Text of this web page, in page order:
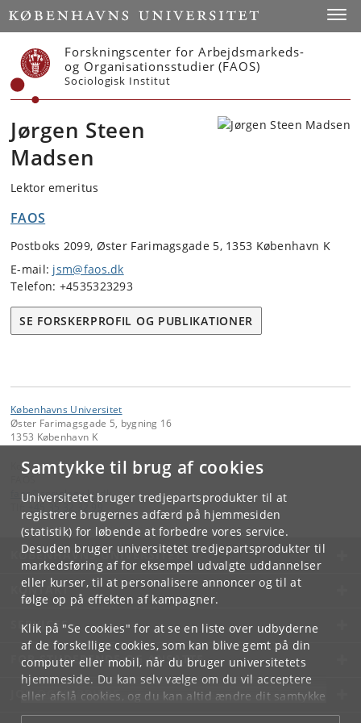
Samtykke til brug af cookies
Universitetet bruger tredjepartsprodukter til at
registrere brugernes adfærd på hjemmesiden
(statistik) for løbende at forbedre vores service.
Desuden bruger universitetet tredjepartsprodukter til
markedsføring af for eksempel udvalgte uddannelser
eller kurser, til at personalisere annoncer og til at
følge op på effekten af kampagner.
Klik på "Se cookies" for at se en liste over udbyderne
af de forskellige cookies, som kan blive gemt på din
computer eller mobil, når du bruger universitetets
hjemmeside. Du kan selv vælge om du vil acceptere
eller afslå cookies, og du kan altid ændre dit samtykke
underCookie- og privatlivspolitiksom du finder i
Start
Forskningscenter for Arbejdsmarkeds-
og Organisationsstudier (FAOS)
Sociologisk Institut
Jørgen Steen
Madsen
Lektor emeritus
FAOS
Postboks 2099, Øster Farimagsgade 5, 1353 København K
E-mail: jsm@faos.dk
Telefon: +4535323293
SE FORSKERPROFIL OG PUBLIKATIONER
Københavns Universitet
Øster Farimagsgade 5, bygning 16
1353 København K
Kontakt:
faos@sociology.ku.dk
KØBENHAVNS UNIVERSITET
KONTAKT
SERVICES
FOR STUDERENDE OG ANSATTE
JOB OG KARRIERE